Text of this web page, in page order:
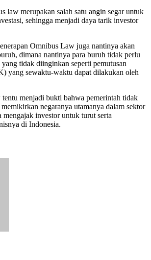
law merupakan salah satu angin segar untuk
sehingga menjadi daya tarik investor
Omnibus Law juga nantinya akan
dimana nantinya para buruh tidak perlu
tidak diinginkan seperti pemutusan
yang sewaktu-waktu dapat dilakukan oleh
menjadi bukti bahwa pemerintah tidak
negaranya utamanya dalam sektor
mengajak investor untuk turut serta
di Indonesia.